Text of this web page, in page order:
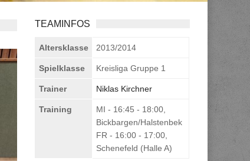
TEAMINFOS
Altersklasse 2013/2014
Spielklasse Kreisliga Gruppe 1
Trainer Niklas Kirchner
Training
MI - 16:45 - 18:00,
Bickbargen/Halstenbek
FR - 16:00 - 17:00,
Schenefeld (Halle A)